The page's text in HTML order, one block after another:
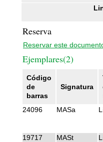
Reserva
Reservar este
Ejemplares(2)
Código
de
barras
Signatura
24096
MASa
19717 MASt